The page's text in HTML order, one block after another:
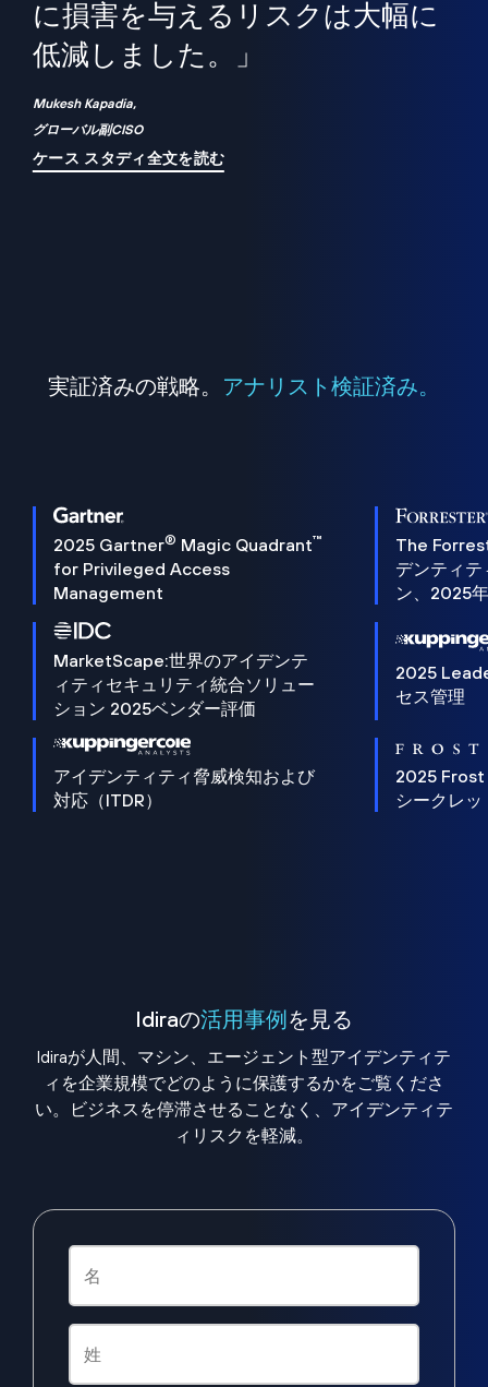
に損害を与えるリスクは大幅に
低減しました。」
Mukesh Kapadia,
グローバル副CISO
ケース スタディ全文を読む
実証済みの戦略。 アナリスト検証済み。
2025 Gartner® Magic Quadrant™
for Privileged Access
Management
The
デンティ
ン、2025
MarketScape:世界のアイデンテ
ィティセキュリティ統合ソリュー
ション 2025ベンダー評価
2025
セス管理
アイデンティティ脅威検知および
対応（ITDR）
2025 Frost
シークレッ
Idiraの活用事例を見る
Idiraが人間、マシン、エージェント型アイデンティテ
ィを企業規模でどのように保護するかをご覧くださ
い。ビジネスを停滞させることなく、アイデンティテ
ィリスクを軽減。